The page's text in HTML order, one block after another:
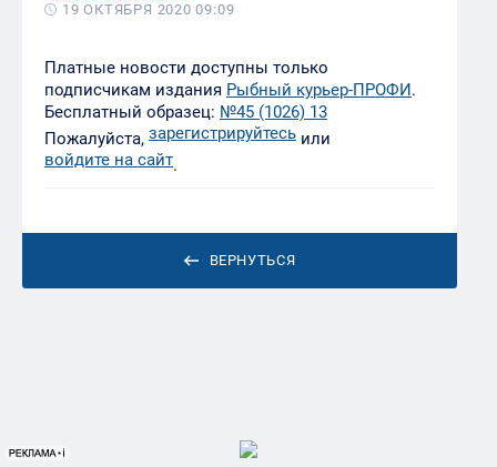
19 ОКТЯБРЯ 2020 09:09
Платные новости доступны только
подписчикам издания Рыбный курьер-ПРОФИ.
Бесплатный образец: №45 (1026) 13
Пожалуйста, зарегистрируйтесь или
войдите на сайт.
ВЕРНУТЬСЯ